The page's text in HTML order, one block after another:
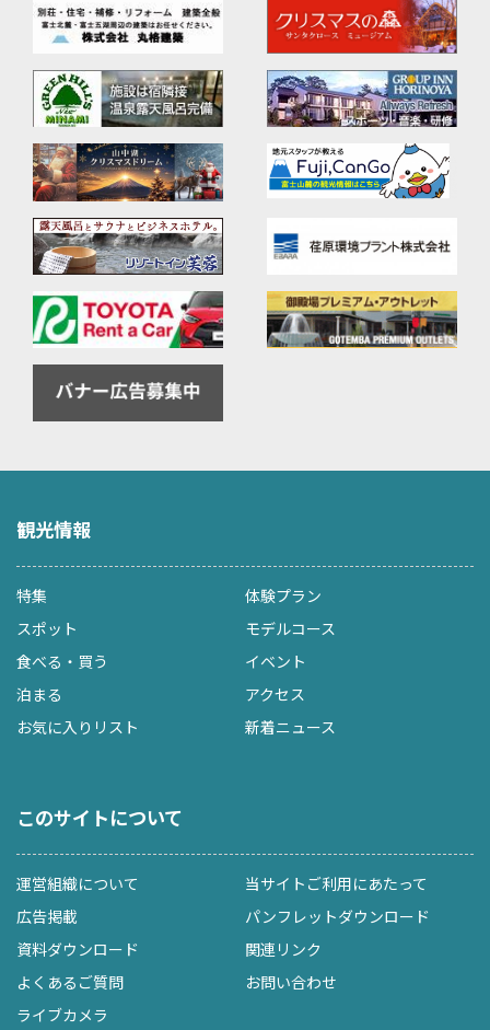
観光情報
特集
体験プラン
スポット
モデルコース
食べる・買う
イベント
泊まる
アクセス
お気に入りリスト
新着ニュース
このサイトについて
運営組織について
当サイトご利用にあたって
広告掲載
パンフレットダウンロード
資料ダウンロード
関連リンク
よくあるご質問
お問い合わせ
ライブカメラ